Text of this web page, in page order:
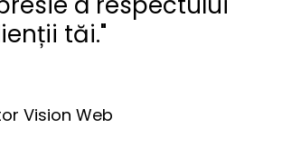
tăi."
Vision Web